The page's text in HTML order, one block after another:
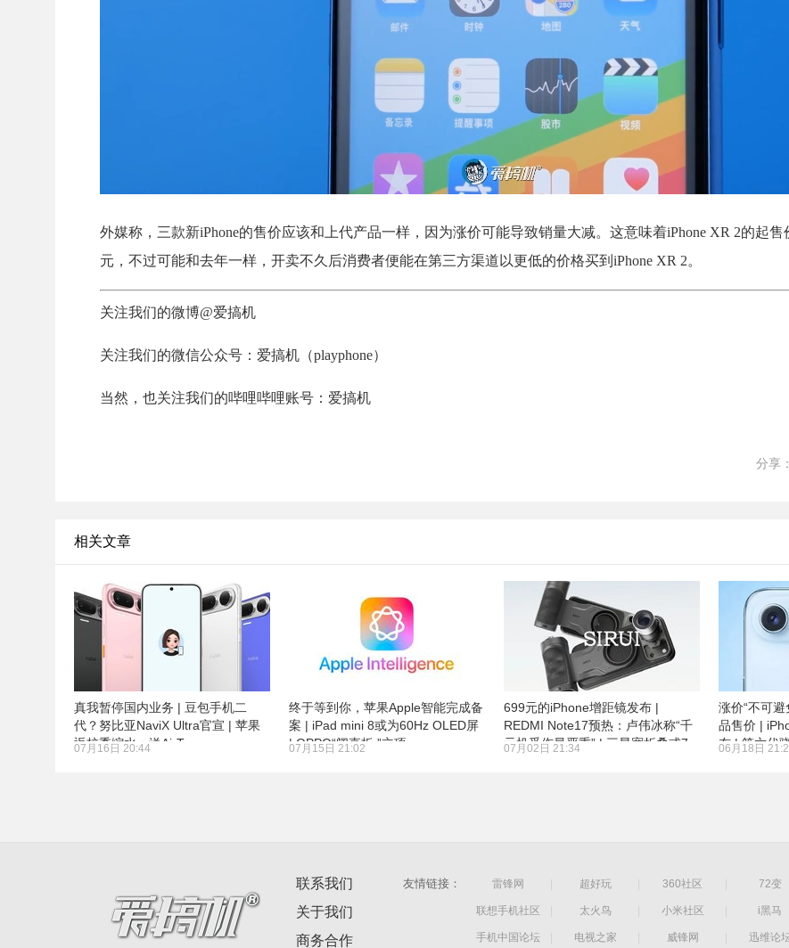
外媒称，三款新iPhone的售价应该和上代产品一样，因为涨价可能导致销量大减。这意味着iPhone XR 2的起售
元，不过可能和去年一样，开卖不久后消费者便能在第三方渠道以更低的价格买到iPhone XR 2。
关注我们的微博@爱搞机
关注我们的微信公众号：爱搞机（playphone）
当然，也关注我们的哔哩哔哩账号：爱搞机
分享：
相关文章
真我暂停国内业务 | 豆包手机二
代？努比亚NaviX Ultra官宣 | 苹果
返校季缩水：送AirTags
07月16日 20:44
终于等到你，苹果Apple智能完成备
案 | iPad mini 8或为60Hz OLED屏
| OPPO“阔直板 ”立项
07月15日 21:02
699元的iPhone增距镜发布 |
REDMI Note17预热：卢伟冰称“千
元机受伤最严重” | 三星宽折叠或7
07月02日 21:34
涨价“不可
品售价 |
布 | 第六代
06月18日
联系我们
关于我们
商务合作
友情链接： 雷锋网 | 超好玩 | 360社区 | 72变
联想手机社区 | 太火鸟 | 小米社区 | i黑马
手机中国论坛 | 电视之家 | 威锋网 |
迅维论